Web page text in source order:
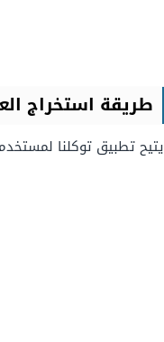
طريقة استخراج
يتيح تطبيق توكلنا